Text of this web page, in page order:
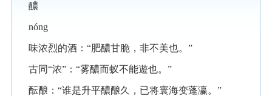
醲
nóng
味浓烈的酒：“肥醲甘脆，非不美也。”
古同“浓”：“雾醲而蚁不能遊也。”
酝酿：“谁是升平醲酿久，已将寰海变蓬瀛。”